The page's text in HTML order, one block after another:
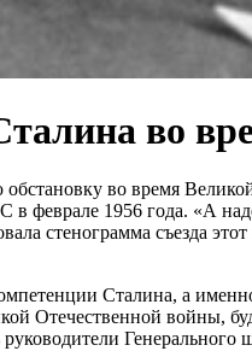
во
во время
1956 года. «А
стенограмма съезда
Сталина, а
Отечественной войны,
Генерального